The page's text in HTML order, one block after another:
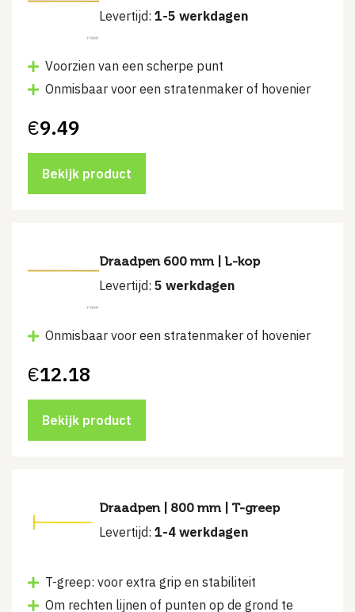
Levertijd: 1-5 werkdagen
Voorzien van een scherpe punt
Onmisbaar voor een stratenmaker of hovenier
€9.49
Bekijk product
Draadpen 600 mm | L-kop
Levertijd: 5 werkdagen
Onmisbaar voor een stratenmaker of hovenier
€12.18
Bekijk product
Draadpen | 800 mm | T-greep
Levertijd: 1-4 werkdagen
T-greep: voor extra grip en stabiliteit
Om rechten lijnen of punten op de grond te